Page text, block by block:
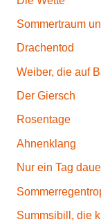
Sommertraum
Drachentod
Weiber, die auf
Der Giersch
Rosentage
Ahnenklang
Nur ein Tag
Summsibill, die